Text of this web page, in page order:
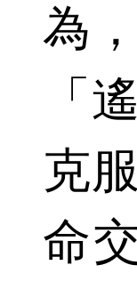
為
「
克
命